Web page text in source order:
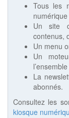
Tous les
numérique
Un site
contenus,
Un menu
Un
La
abonnés.
Consultez les
kiosque